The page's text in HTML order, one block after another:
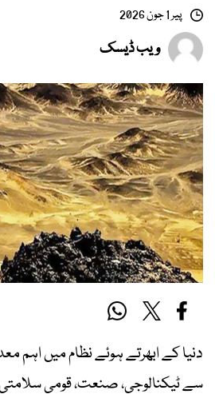
پیر 1 جون 2026
ویب ڈیسک
دنیا کے ابھرتے ہوئے نظام میں اہم
سے ٹیکنالوجی، صنعت، قومی سلامتی